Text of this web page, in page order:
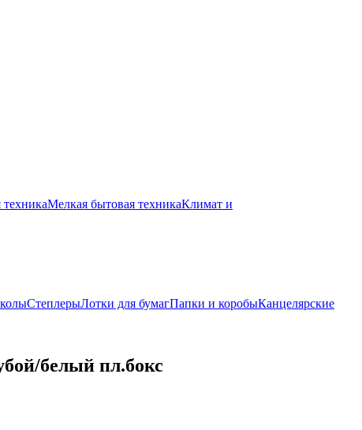
Мелкая бытовая техникаКлимат и
СтеплерыЛотки для бумагПапки и коробыКанцелярские
белый пл.бокс